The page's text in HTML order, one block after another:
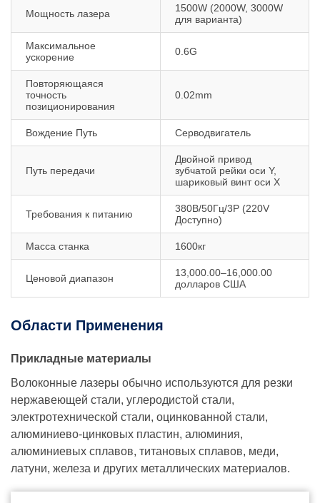
Мощность лазера
1500W (2000W, 3000W
для варианта)
Максимальное
ускорение
0.6G
Повторяющаяся
точность
позиционирования
0.02mm
Вождение Путь Серводвигатель
Путь передачи
Двойной привод
зубчатой ​​рейки оси Y,
шариковый винт оси X
Требования к питанию
380В/50Гц/3P (220V
Доступно)
Масса станка 1600кг
Ценовой диапазон
13,000.00–16,000.00
долларов США
Области Применения
Прикладные материалы
Волоконные лазеры обычно используются для резки
нержавеющей стали, углеродистой стали,
электротехнической стали, оцинкованной стали,
алюминиево-цинковых пластин, алюминия,
алюминиевых сплавов, титановых сплавов, меди,
латуни, железа и других металлических материалов.